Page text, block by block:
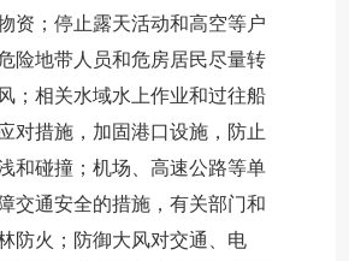
资；停止露天活动和高空等户
险地带人员和危房居民尽量转
；相关水域水上作业和过往船
对措施，加固港口设施，防止
和碰撞；机场、高速公路等单
交通安全的措施，有关部门和
防火；防御大风对交通、电